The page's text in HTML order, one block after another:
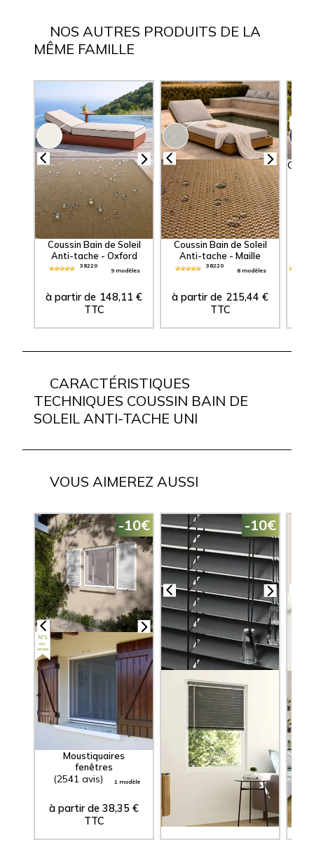
NOS AUTRES PRODUITS DE LA
MÊME FAMILLE
Coussin Bain de Soleil
Anti-tache - Oxford
38220
9 modèles
à partir de 148,11 €
TTC
Coussin Bain de Soleil
Anti-tache - Maille
38220
8 modèles
à partir de 215,44 €
TTC
CARACTÉRISTIQUES
TECHNIQUES COUSSIN BAIN DE
SOLEIL ANTI-TACHE UNI
VOUS AIMEREZ AUSSI
-10€
Moustiquaires
fenêtres
(2541 avis) 1 modèle
à partir de 38,35€
TTC
-10€
Aluminium
Lames 25 mm
23 modèles
10,60€
TTC